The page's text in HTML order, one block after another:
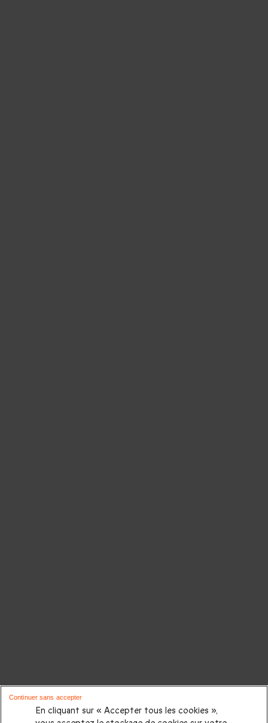
En cliquant sur « Accepter tous les cookies »,
Continuer sans accepter